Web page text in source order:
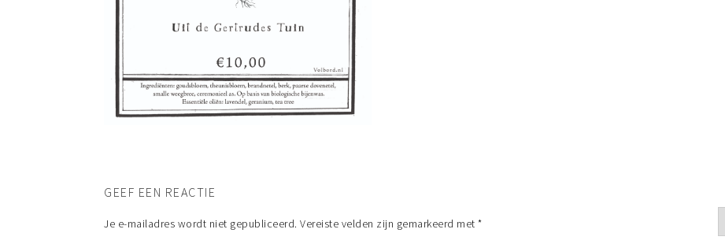
GEEF EEN REACTIE
Je e-mailadres wordt niet gepubliceerd. Vereiste velden zijn gemarkeerd met *